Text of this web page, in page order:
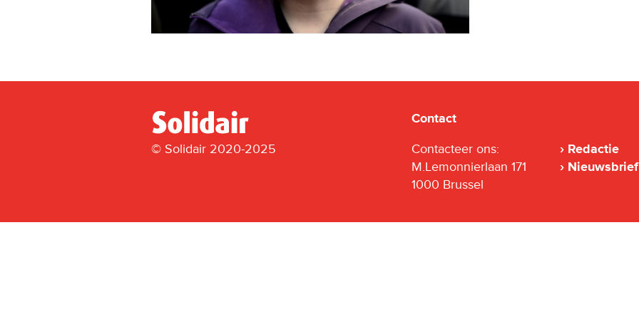
© Solidair 2020-2025
Contact
Contacteer ons:
M.Lemonnierlaan 171
1000 Brussel
Redactie
Nieuwsbrief